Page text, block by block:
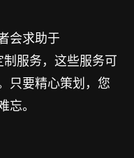
会求助于
服务，这些服务可
只要精心策划，您
。